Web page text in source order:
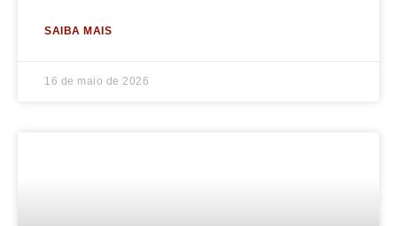
SAIBA MAIS
16 de maio de 2026